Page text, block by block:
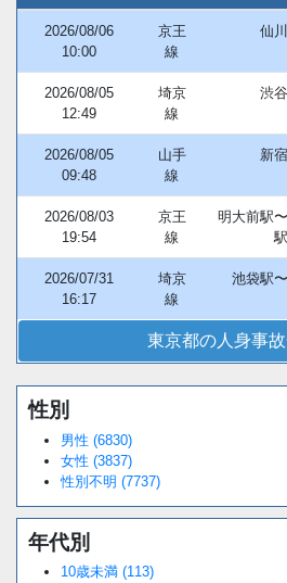
2026/08/06
10:00
京王
線
仙
2026/08/05
12:49
埼京
線
渋
2026/08/05
09:48
山手
線
新
2026/08/03
19:54
京王
線
明大前駅
駅
2026/07/31
16:17
埼京
線
池袋駅
東京都の人身事
性別
男性 (6830)
女性 (3837)
性別不明 (7737)
年代別
10歳未満 (113)